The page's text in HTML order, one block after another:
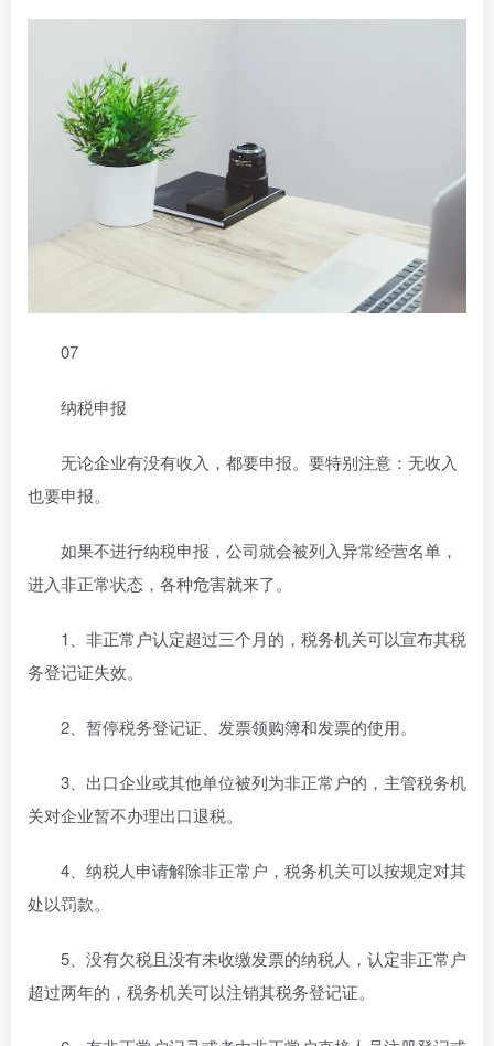
07
纳税申报
无论企业有没有收入，都要申报。要特别注意：无收入
也要申报。
如果不进行纳税申报，公司就会被列入异常经营名单，
进入非正常状态，各种危害就来了。
1、非正常户认定超过三个月的，税务机关可以宣布其税
务登记证失效。
2、暂停税务登记证、发票领购簿和发票的使用。
3、出口企业或其他单位被列为非正常户的，主管税务机
关对企业暂不办理出口退税。
4、纳税人申请解除非正常户，税务机关可以按规定对其
处以罚款。
5、没有欠税且没有未收缴发票的纳税人，认定非正常户
超过两年的，税务机关可以注销其税务登记证。